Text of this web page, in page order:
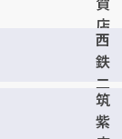
店
西
鉄
二
日
市
筑
紫